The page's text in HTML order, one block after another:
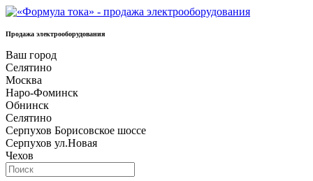
Продажа электрооборудования
Ваш город
Селятино
Москва
Наро-Фоминск
Обнинск
Селятино
Серпухов Борисовское шоссе
Серпухов ул.Новая
Чехов